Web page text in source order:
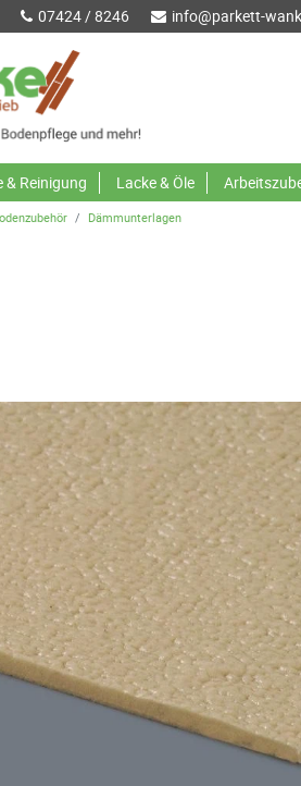
07424 / 8246 info@parkett-
& Reinigung Lacke & Öle
Dämmunterlagen